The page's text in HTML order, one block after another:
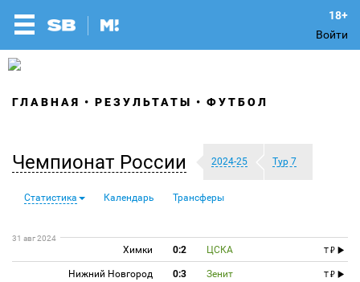
Войти
ГЛАВНАЯ РЕЗУЛЬТАТЫ ФУТБОЛ
Чемпионат России 2024-25 Тур 7
Статистика Календарь Трансферы
31 авг 2024
Химки 0:2 ЦСКА T
Нижний Новгород 0:3 Зенит T